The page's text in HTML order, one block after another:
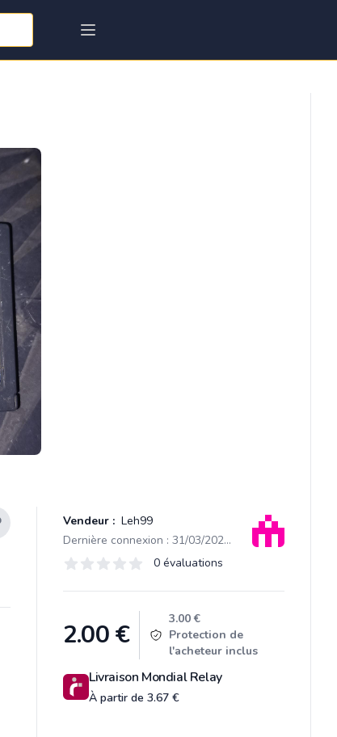
Vendeur : Leh99
Dernière connexion : 31/03/2025 13:11
Évaluations
0 sur 5 étoiles 0 évaluations
Product information
2.00€
3.00 €
Protection de
l'acheteur inclus
Livraison Mondial Relay
À partir de 3.67 €